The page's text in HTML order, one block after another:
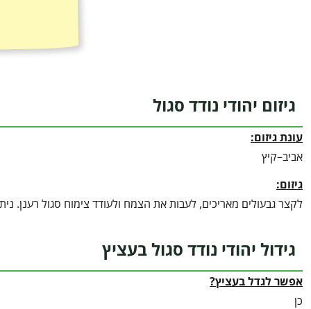
גיזום יהודי נודד סגול
עונת גיזום:
אביב–קיץ
גיזום:
לקצר גבעולים מאריכים, לעבות את הצמח ולעודד צימוח סגול רענן.
גידול יהודי נודד סגול בעציץ
אפשר לגדל בעציץ?
כן